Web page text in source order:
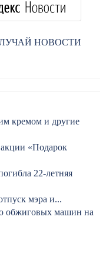
НОВОСТИ
кремом и другие
«Подарок
22-летняя
мэра и...
обжиговых машин на